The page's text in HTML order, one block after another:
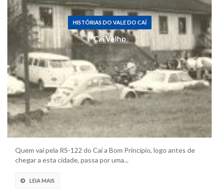
HISTÓRIAS DO VALE DO CAÍ
Caí Velho
Quem vai pela RS-122 do Caí a Bom Princípio, logo antes de
chegar a esta cidade, passa por uma...
LEIA MAIS